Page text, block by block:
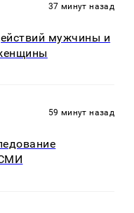
37 минут назад
мужчины и
59 минут назад